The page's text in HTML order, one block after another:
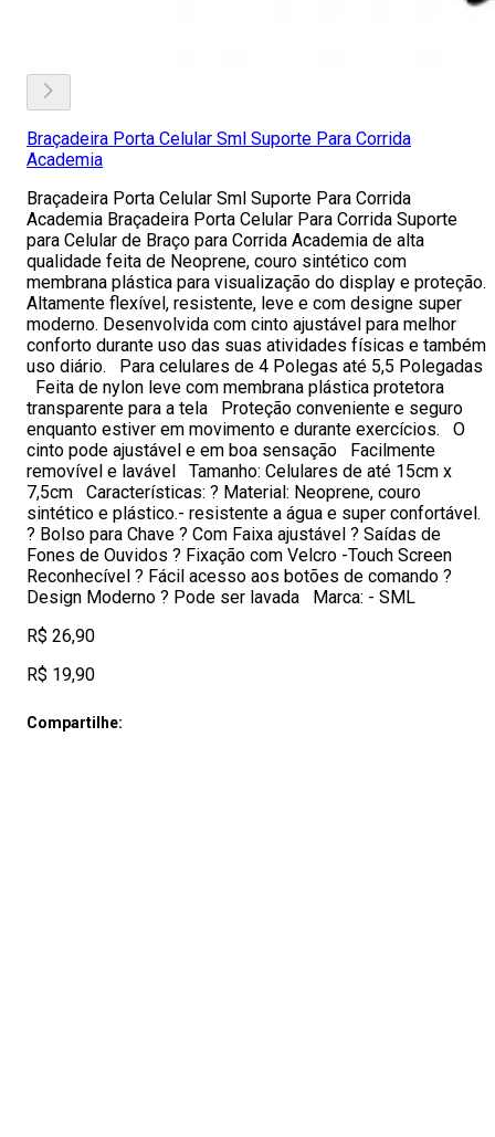
Braçadeira Porta Celular Sml Suporte Para Corrida
Academia
Braçadeira Porta Celular Sml Suporte Para Corrida
Academia Braçadeira Porta Celular Para Corrida Suporte
para Celular de Braço para Corrida Academia de alta
qualidade feita de Neoprene, couro sintético com
membrana plástica para visualização do display e proteção.
Altamente flexível, resistente, leve e com designe super
moderno. Desenvolvida com cinto ajustável para melhor
conforto durante uso das suas atividades físicas e também
uso diário. Para celulares de 4 Polegas até 5,5 Polegadas
Feita de nylon leve com membrana plástica protetora
transparente para a tela Proteção conveniente e seguro
enquanto estiver em movimento e durante exercícios. O
cinto pode ajustável e em boa sensação Facilmente
removível e lavável Tamanho: Celulares de até 15cm x
7,5cm Características: ? Material: Neoprene, couro
sintético e plástico.- resistente a água e super confortável.
? Bolso para Chave ? Com Faixa ajustável ? Saídas de
Fones de Ouvidos ? Fixação com Velcro -Touch Screen
Reconhecível ? Fácil acesso aos botões de comando ?
Design Moderno ? Pode ser lavada Marca: - SML
R$ 26,90
R$ 19,90
Compartilhe: